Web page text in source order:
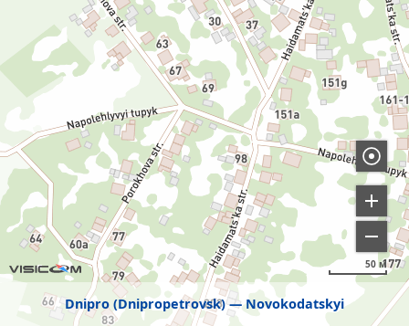
Dnipro (Dnipropetrovsk) Novokodatskyi
50 м